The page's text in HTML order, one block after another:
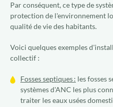
Par conséquent, ce type de
protection de l'environnement
qualité de vie des habitants.
Voici quelques exemples
collectif :
Fosses septiques : les fosses
systèmes d'ANC les plus
traiter les eaux usées